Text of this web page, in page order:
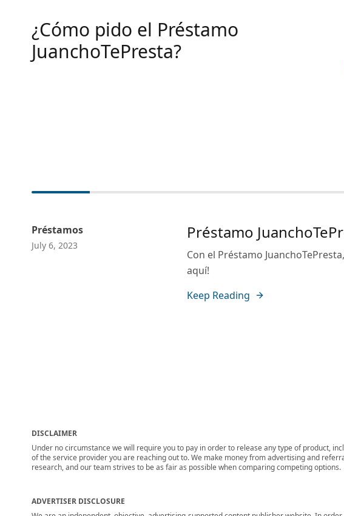
¿Cómo pido el Préstamo
JuanchoTePresta?
Préstamos
July 6, 2023
Préstamo
Con el Préstamo
aquí!
Keep Reading
DISCLAIMER
Under no circumstance we will require you to pay in order to release any type of product,
of the service provider you are reaching out to. We make money from advertising and
research, and our team strives to be as fair as possible when comparing competing options.
ADVERTISER DISCLOSURE